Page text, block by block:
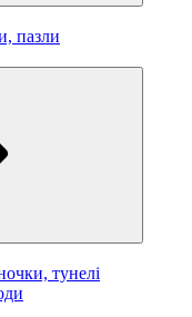
пазли
тунелі